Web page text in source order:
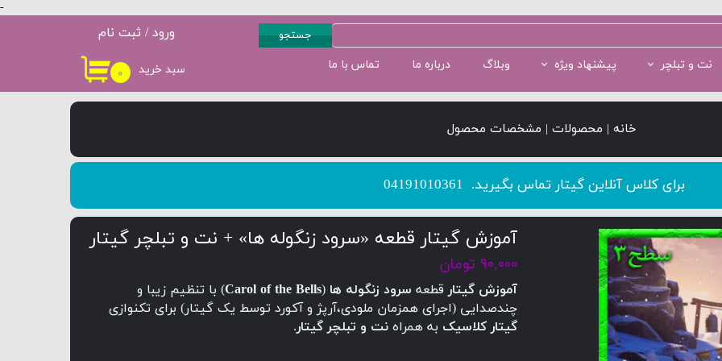
-
۰ سبد خرید نت و تبلچر پیشنهاد ویژه وبلاگ درباره ما تماس با ما
ورود / ثبت نام
حساب کاربری من
تغییر گذر واژه
کاربری
جستجو
خانه | محصولات | مشخصات محصول
​​​​​​​برای کلاس آنلاین گیتار تماس بگیرید. 04191010361
آموزش گیتار قطعه «سرود زنگوله ها» + نت و تبلچر گیتار
۹۰,۰۰۰ تومان
آموزش گیتار قطعه سرود زنگوله ها (
Carol of the Bells) با تنظیم زیبا و
چندصدایی (اجرای همزمان ملودی،آرپژ و آکورد توسط یک گیتار) برای تکنوازی
گیتار کلاسیک به همراه نت و تبلچر گیتار.